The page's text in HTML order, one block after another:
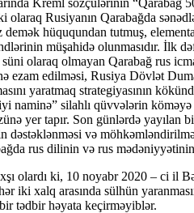
Kreml sözçülərinin
Rusiyanın Qarabağda
demək hüququndan tutmuş,
müşahidə olunmasıdır.
olaraq olmayan Qarabağ rus
edilməsi, Rusiya Dövlət
yaratmaq strategiyasının
naminə” silahlı qüvvələrin
yer tapır. Son günlərdə yayılan
və
rus dilinin və rus
olardı ki, 10 noyabr 2020 – ci il
iki xalq arasında sülhün
tədbir həyata keçirməyiblər.